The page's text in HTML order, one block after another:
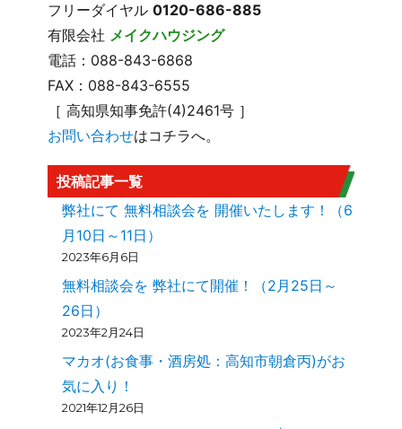
フリーダイヤル0120-686-885
有限会社 メイクハウジング
電話：088-843-6868
FAX：088-843-6555
［ 高知県知事免許(4)2461号 ］
お問い合わせはコチラへ。
投稿記事一覧
弊社にて 無料相談会を 開催いたします！（6
月10日～11日）
2023年6月6日
無料相談会を 弊社にて開催！（2月25日～
26日）
2023年2月24日
マカオ(お食事・酒房処：高知市朝倉丙)がお
気に入り！
2021年12月26日